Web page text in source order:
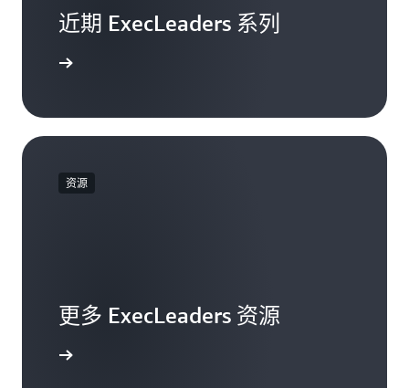
近期 ExecLeaders 系列
资源
更多 ExecLeaders 资源